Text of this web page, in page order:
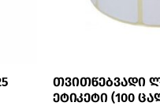
თვითწებვადი
ეტიკეტი (100